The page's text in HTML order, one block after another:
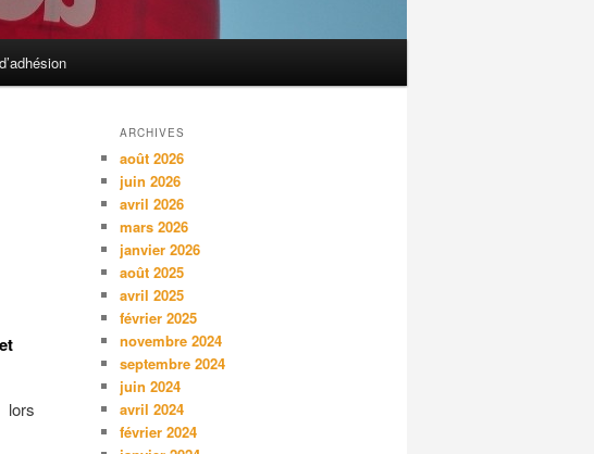
lors
ARCHIVES
août 2026
juin 2026
avril 2026
mars 2026
janvier 2026
août 2025
avril 2025
février 2025
novembre 2024
septembre 2024
juin 2024
avril 2024
février 2024